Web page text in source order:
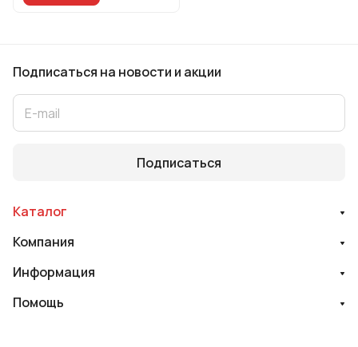
Подписаться на новости и акции
Подписаться
Каталог
Компания
Информация
Помощь